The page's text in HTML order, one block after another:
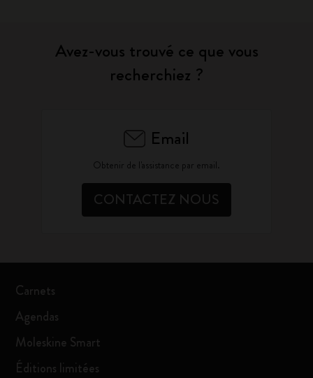
Avez-vous trouvé ce que vous
recherchiez ?
Email
Obtenir de l'assistance par email.
CONTACTEZ NOUS
Carnets
Agendas
Moleskine Smart
Éditions limitées